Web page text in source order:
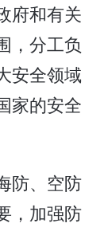
府和有关
，分工负
安全领域
家的安全
防、空防
，加强防